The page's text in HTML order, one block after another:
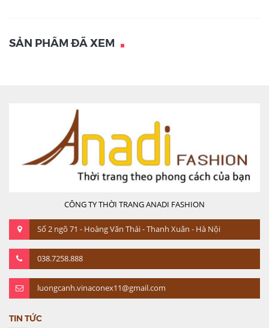
SẢN PHẨM ĐÃ XEM
CÔNG TY THỜI TRANG ANADI FASHION
Số 2 ngõ 71 - Hoàng Văn Thái - Thanh Xuân - Hà Nội
038.7258.888
luongcanh.vinaconex11@gmail.com
TIN TỨC